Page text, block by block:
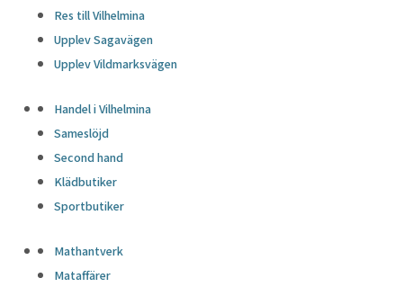
Res till Vilhelmina
Upplev Sagavägen
Upplev Vildmarksvägen
Handel i Vilhelmina
Sameslöjd
Second hand
Klädbutiker
Sportbutiker
Mathantverk
Mataffärer